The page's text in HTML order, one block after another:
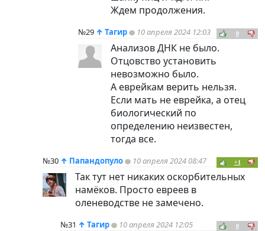
Ждем продолжения.
№29 ↑ Тагир 10 апреля 2024 12:03 0
Анализов ДНК не было.
Отцовство установить
невозможно было.
А еврейкам верить нельзя.
Если мать не еврейка, а отец
биологический по
определению неизвестен,
тогда все.
№30 ↑ Папандопуло 10 апреля 2024 08:47 +1
Так тут нет никаких оскорбительных
намёков. Просто евреев в
оленеводстве не замечено.
№31 ↑ Тагир 10 апреля 2024 12:05 0